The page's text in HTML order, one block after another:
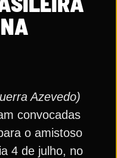
Azevedo)
convocadas
o amistoso
4 de julho, no